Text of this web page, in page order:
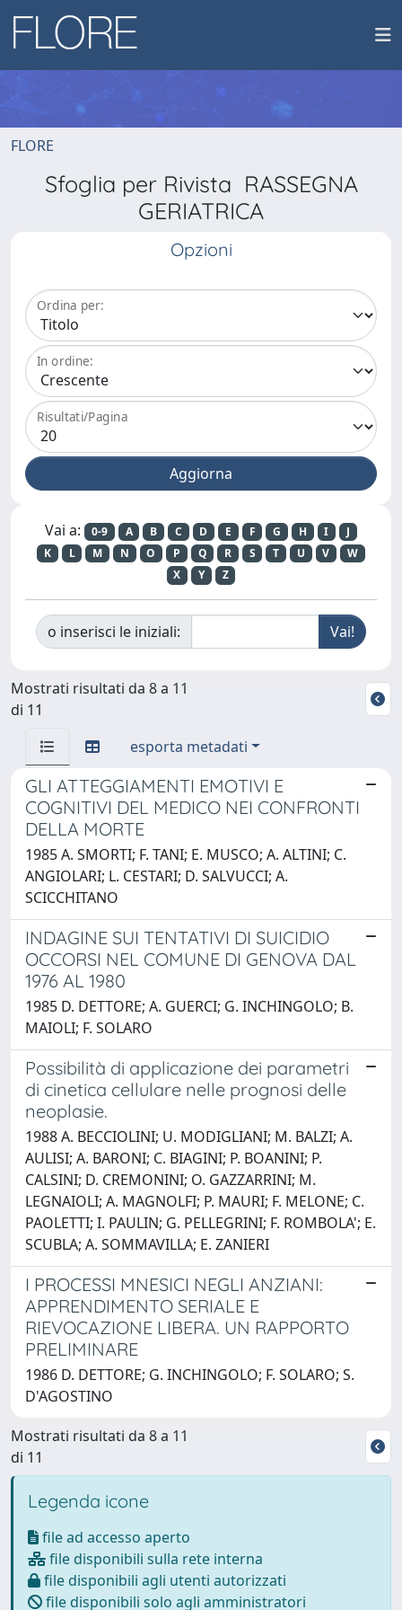
FLORE
Sfoglia per Rivista RASSEGNA
GERIATRICA
Opzioni
Ordina per:
In ordine:
Risultati/Pagina
Vai a: 0-9 A B C D E F G H I
J
K
L M N O P Q R S T U V
W
X
Y Z
o inserisci le iniziali:
Mostrati risultati da 8 a 11
di 11
esporta metadati
GLI ATTEGGIAMENTI EMOTIVI E
COGNITIVI DEL MEDICO NEI CONFRONTI
DELLA MORTE
1985 A. SMORTI; F. TANI; E. MUSCO; A. ALTINI; C.
ANGIOLARI; L. CESTARI; D. SALVUCCI; A.
SCICCHITANO
INDAGINE SUI TENTATIVI DI SUICIDIO
OCCORSI NEL COMUNE DI GENOVA DAL
1976 AL 1980
1985 D. DETTORE; A. GUERCI; G. INCHINGOLO; B.
MAIOLI; F. SOLARO
Possibilità di applicazione dei parametri
di cinetica cellulare nelle prognosi delle
neoplasie.
1988 A. BECCIOLINI; U. MODIGLIANI; M. BALZI; A.
AULISI; A. BARONI; C. BIAGINI; P. BOANINI; P.
CALSINI; D. CREMONINI; O. GAZZARRINI; M.
LEGNAIOLI; A. MAGNOLFI; P. MAURI; F. MELONE; C.
PAOLETTI; I. PAULIN; G. PELLEGRINI; F. ROMBOLA'; E.
SCUBLA; A. SOMMAVILLA; E. ZANIERI
I PROCESSI MNESICI NEGLI ANZIANI:
APPRENDIMENTO SERIALE E
RIEVOCAZIONE LIBERA. UN RAPPORTO
PRELIMINARE
1986 D. DETTORE; G. INCHINGOLO; F. SOLARO; S.
D'AGOSTINO
Mostrati risultati da 8 a 11
di 11
Legenda icone
file ad accesso aperto
file disponibili sulla rete interna
file disponibili agli utenti autorizzati
file disponibili solo agli amministratori